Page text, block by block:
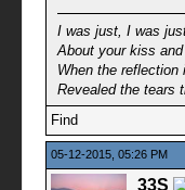
I was just, I was
About your kiss
When the
Revealed the tears
Find
05-12-2015, 05:26 PM
33S